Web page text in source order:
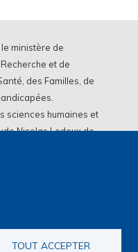
TOUT ACCEPTER
ministère de
et de
des Familles, de
sciences humaines et
Nicolas Ledoux de